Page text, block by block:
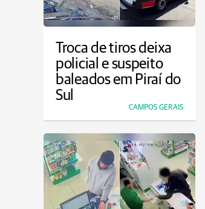
Troca de tiros deixa
policial e suspeito
baleados em Piraí do
Sul
CAMPOS GERAIS